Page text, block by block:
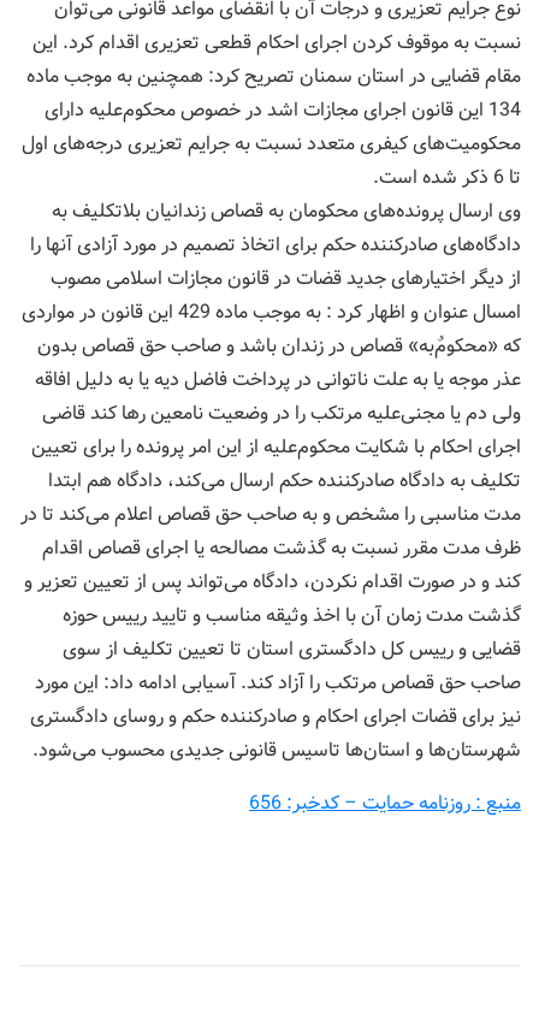
نوع جرایم تعزیری و درجات آن با انقضای مواعد قانونی می‌توان
نسبت به موقوف کردن اجرای احکام قطعی تعزیری اقدام کرد. این
مقام قضایی در استان سمنان تصریح کرد: همچنین به موجب ماده
134 این قانون اجرای مجازات اشد در خصوص محکوم‌علیه دارای
محکومیت‌های کیفری متعدد نسبت به جرایم تعزیری درجه‌های اول
تا 6 ذکر شده است.
وی ارسال پرونده‌های محکومان به قصاص زندانیان بلاتکلیف به
دادگاه‌های صادرکننده حکم برای اتخاذ تصمیم در مورد آزادی آنها را
از دیگر اختیارهای جدید قضات در قانون مجازات اسلامی مصوب
امسال عنوان و اظهار کرد : به موجب ماده 429 این قانون در مواردی
که «محکوم‌ٌبه» قصاص در زندان باشد و صاحب حق قصاص بدون
عذر موجه یا به علت ناتوانی در پرداخت فاضل دیه یا به دلیل افاقه
ولی دم یا مجنی‌علیه مرتکب را در وضعیت نامعین رها کند قاضی
اجرای احکام با شکایت محکوم‌علیه از این امر پرونده را برای تعیین
تکلیف به دادگاه صادرکننده حکم ارسال می‌کند، دادگاه هم ابتدا
مدت مناسبی را مشخص و به صاحب حق قصاص اعلام می‌کند تا در
ظرف مدت مقرر نسبت به گذشت مصالحه یا اجرای قصاص اقدام
کند و در صورت اقدام نکردن، دادگاه می‌تواند پس از تعیین تعزیر و
گذشت مدت زمان آن با اخذ وثیقه مناسب و تایید رییس حوزه
قضایی و رییس ‌کل دادگستری استان تا تعیین تکلیف از سوی
صاحب حق قصاص مرتکب را آزاد کند. آسیابی ادامه داد: این مورد
نیز برای قضات اجرای احکام و صادرکننده حکم و روسای دادگستری
شهرستان‌ها و استان‌ها تاسیس قانونی جدیدی محسوب می‌شود.
منبع : روزنامه حمایت – کدخبر: 656